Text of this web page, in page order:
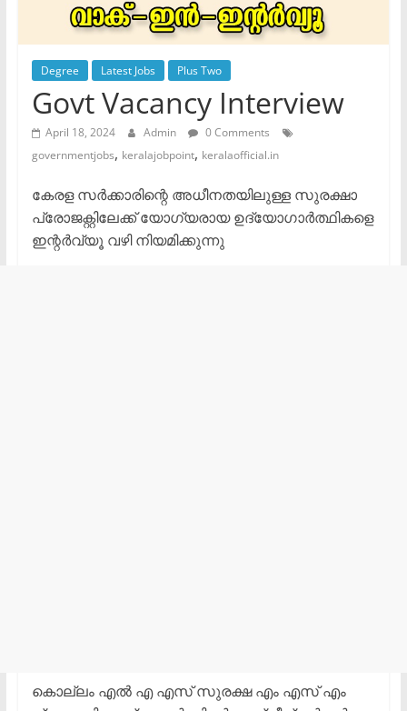
Degree Latest Jobs Plus Two
Govt Vacancy Interview
April 18, 2024 Admin
0 Comments
governmentjobs, keralajobpoint, keralaofficial.in
കേരള സർക്കാരിന്റെ അധീനതയിലുള്ള സുരക്ഷാ
പ്രോജക്റ്റിലേക്ക് യോഗ്യരായ ഉദ്യോഗാർത്ഥികളെ
ഇന്റർവ്യൂ വഴി നിയമിക്കുന്നു
കൊല്ലം എല്‍ എ എസ് സുരക്ഷ എം എസ് എം